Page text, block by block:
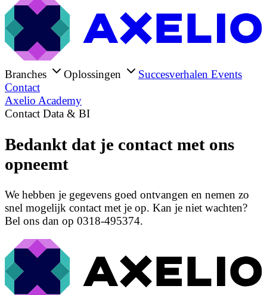
Branches Oplossingen Succesverhalen Events
Contact
Axelio Academy
Contact Data & BI
Bedankt dat je contact met ons
opneemt
We hebben je gegevens goed ontvangen en nemen zo
snel mogelijk contact met je op. Kan je niet wachten?
Bel ons dan op 0318-495374.